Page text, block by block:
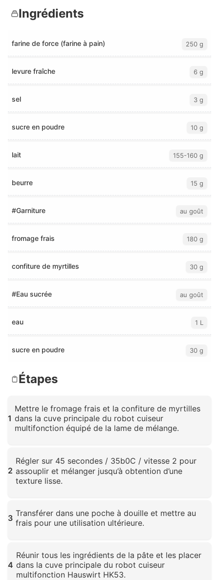
Ingrédients
farine de force (farine à pain) 250 g
levure fraîche 6 g
sel 3 g
sucre en poudre 10 g
lait 155-160 g
beurre 15 g
#Garniture au goût
fromage frais 180 g
confiture de myrtilles 30 g
#Eau sucrée au goût
eau 1 L
sucre en poudre 30 g
Étapes
1
Mettre le fromage frais et la confiture de myrtilles
dans la cuve principale du robot cuiseur
multifonction équipé de la lame de mélange.
2
Régler sur 45 secondes / 35 b0C / vitesse 2 pour
assouplir et mélanger jusqu’à obtention d’une
texture lisse.
3 Transférer dans une poche à douille et mettre au
frais pour une utilisation ultérieure.
4
Réunir tous les ingrédients de la pâte et les placer
dans la cuve principale du robot cuiseur
multifonction Hauswirt HK53.